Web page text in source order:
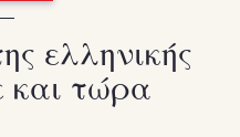
ελληνικής
και τώρα